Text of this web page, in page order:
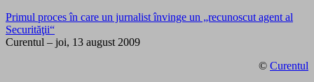
Primul proces în care un jurnalist învinge un „recunoscut agent al
Securităţii“
Curentul – joi, 13 august 2009
© Curentul